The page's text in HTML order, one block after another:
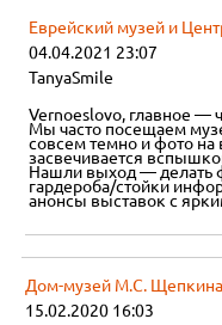
Еврейский музей и
04.04.2021 23:07
TanyaSmile
Vernoeslovo, главное —
Мы часто посещаем
совсем темно и фото на
засвечивается
Нашли выход — делать
гардероба/стойки
анонсы выставок с
Дом-музей М.С. Щепкина
15.02.2020 16:03